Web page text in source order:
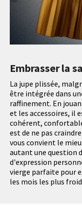
Embrasser la
La jupe plissée,
être intégrée dans
raffinement. En
et les accessoires, il
cohérent,
est de ne pas
vous convient le
autant une question
d'expression
vierge parfaite pour
les mois les plus